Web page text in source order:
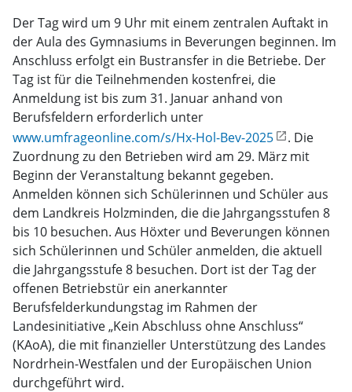
Der Tag wird um 9 Uhr mit einem zentralen Auftakt in
der Aula des Gymnasiums in Beverungen beginnen. Im
Anschluss erfolgt ein Bustransfer in die Betriebe. Der
Tag ist für die Teilnehmenden kostenfrei, die
Anmeldung ist bis zum 31. Januar anhand von
Berufsfeldern erforderlich unter
www.umfrageonline.com/s/Hx-Hol-Bev-2025
. Die
Zuordnung zu den Betrieben wird am 29. März mit
Beginn der Veranstaltung bekannt gegeben.
Anmelden können sich Schülerinnen und Schüler aus
dem Landkreis Holzminden, die die Jahrgangsstufen 8
bis 10 besuchen. Aus Höxter und Beverungen können
sich Schülerinnen und Schüler anmelden, die aktuell
die Jahrgangsstufe 8 besuchen. Dort ist der Tag der
offenen Betriebstür ein anerkannter
Berufsfelderkundungstag im Rahmen der
Landesinitiative „Kein Abschluss ohne Anschluss“
(KAoA), die mit finanzieller Unterstützung des Landes
Nordrhein-Westfalen und der Europäischen Union
durchgeführt wird.